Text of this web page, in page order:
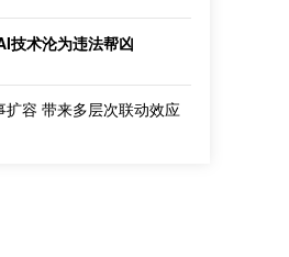
技术沦为违法帮凶
扩容 带来多层次联动效应